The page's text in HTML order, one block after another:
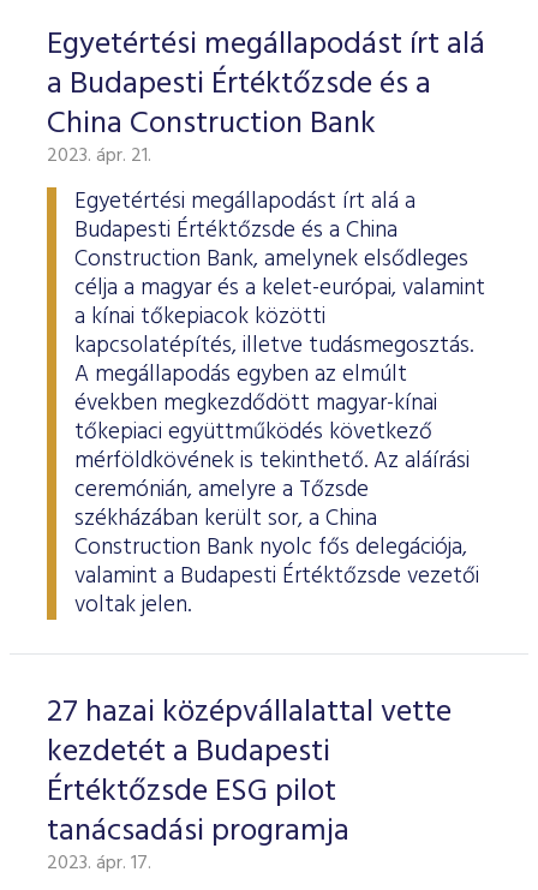
Egyetértési megállapodást írt alá
a Budapesti Értéktőzsde és a
China Construction Bank
2023. ápr. 21.
Egyetértési megállapodást írt alá a
Budapesti Értéktőzsde és a China
Construction Bank, amelynek elsődleges
célja a magyar és a kelet-európai, valamint
a kínai tőkepiacok közötti
kapcsolatépítés, illetve tudásmegosztás.
A megállapodás egyben az elmúlt
években megkezdődött magyar-kínai
tőkepiaci együttműködés következő
mérföldkövének is tekinthető. Az aláírási
ceremónián, amelyre a Tőzsde
székházában került sor, a China
Construction Bank nyolc fős delegációja,
valamint a Budapesti Értéktőzsde vezetői
voltak jelen.
27 hazai középvállalattal vette
kezdetét a Budapesti
Értéktőzsde ESG pilot
tanácsadási programja
2023. ápr. 17.